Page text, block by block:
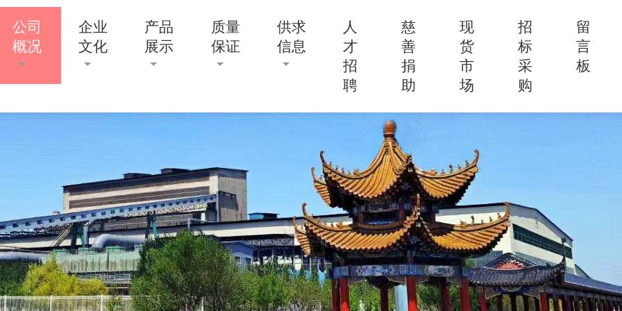
公司
概况
企业
文化
产品
展示
质量
保证
供求
信息
人
才
招
聘
慈
善
捐
助
现
货
市
场
招
标
采
购
留
言
板